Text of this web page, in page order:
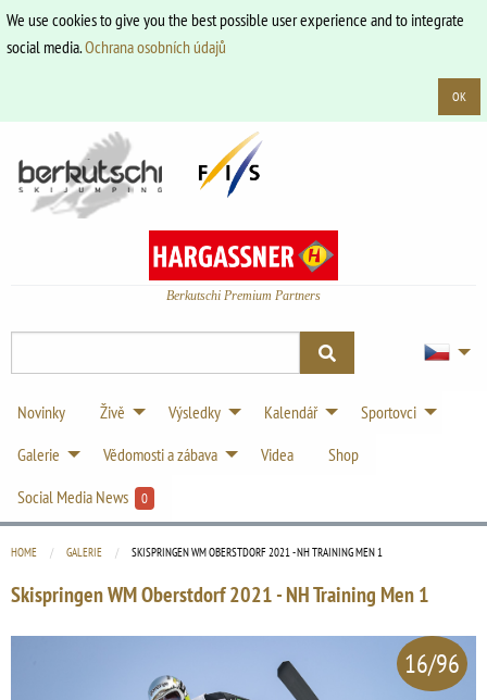
We use cookies to give you the best possible user experience and to integrate
social media.Ochrana osobních údajů
OK
Berkutschi Premium Partners
Novinky Živě Výsledky Kalendář
Sportovci
Galerie
Vědomosti a zábava Videa
Shop
Social Media News
0
HOME GALERIE CURRENT:
SKISPRINGEN WM OBERSTDORF 2021 - NH TRAINING MEN 1
Skispringen WM Oberstdorf 2021 - NH Training Men 1
16/96